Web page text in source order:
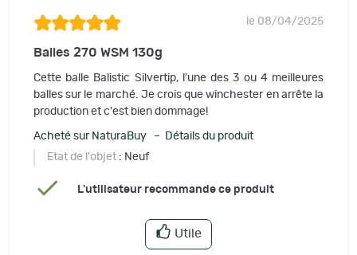
le 08/04/2025
Balles 270 WSM 130g
Cette balle Balistic Silvertip, l'une des 3 ou 4 meilleures
balles sur le marché. Je crois que winchester en arrête la
production et c'est bien dommage!
Acheté sur NaturaBuy – Détails du produit
Etat de l'objet : Neuf
L'utilisateur recommande ce produit
Utile